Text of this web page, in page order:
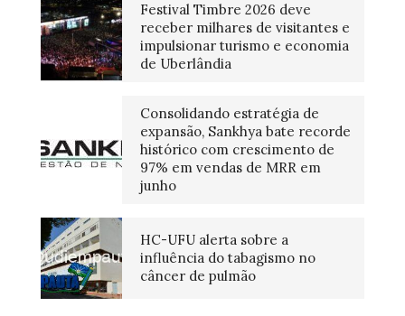
Festival Timbre 2026 deve
receber milhares de visitantes e
impulsionar turismo e economia
de Uberlândia
Consolidando estratégia de
expansão, Sankhya bate recorde
histórico com crescimento de
97% em vendas de MRR em
junho
HC-UFU alerta sobre a
influência do tabagismo no
câncer de pulmão